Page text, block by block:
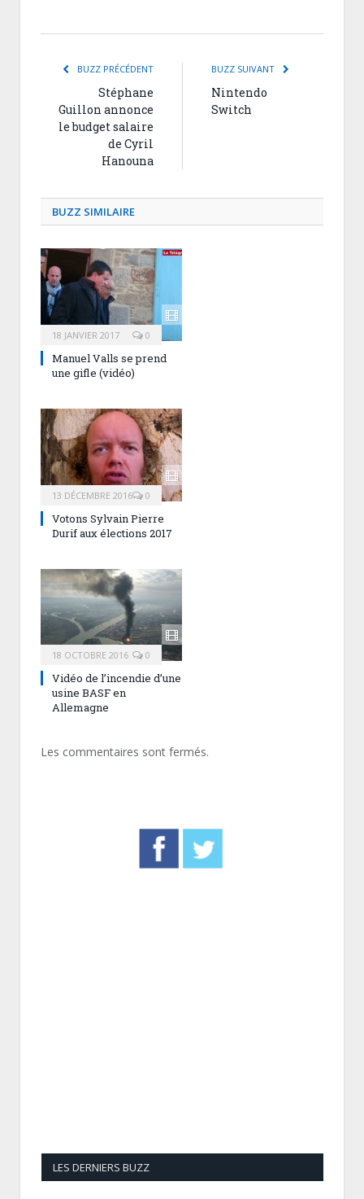
BUZZ PRÉCÉDENT
Stéphane
Guillon annonce
le budget salaire
de Cyril
Hanouna
BUZZ SUIVANT
Nintendo
Switch
BUZZ SIMILAIRE
18 JANVIER 2017 0
Manuel Valls se prend
une gifle (vidéo)
13 DÉCEMBRE 2016 0
Votons Sylvain Pierre
Durif aux élections 2017
18 OCTOBRE 2016 0
Vidéo de l’incendie d’une
usine BASF en
Allemagne
Les commentaires sont fermés.
LES DERNIERS BUZZ